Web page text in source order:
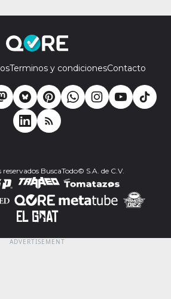
Terminos y condicionesContacto
BuscaTodo© S.A. de C.V.